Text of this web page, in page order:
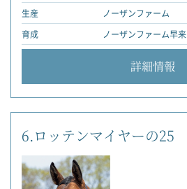
生産
ノーザンファーム
育成
ノーザンファーム早来
詳細情報
6.ロッテンマイヤーの25